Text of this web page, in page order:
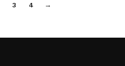
3 4 →